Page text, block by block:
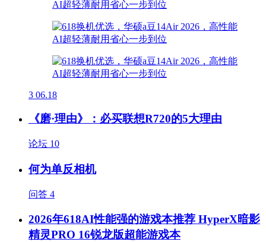
3 06.18
《磨·理由》：必买联想R720的5大理由
论坛 10
何为单反相机
问答 4
2026年618AI性能强的游戏本推荐 HyperX暗影
精灵PRO 16锐龙版超能游戏本